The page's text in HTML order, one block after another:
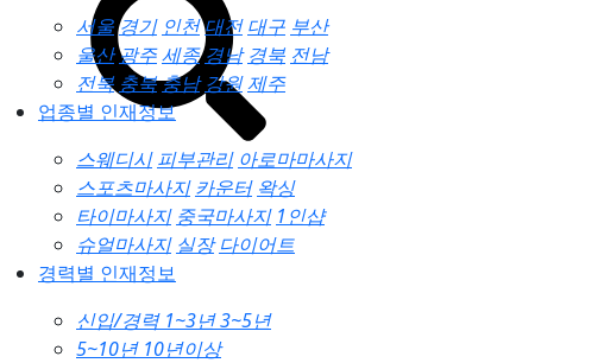
서울경기 인천대전 대구 부산
울산광주세종경남 경북 전남
전북 충북충남 강원제주
업종별 인재정보
스웨디시 피부관리 아로마마사지
스포츠마사지 카운터 왁싱
타이마사지 중국마사지 1인샵
슈얼마사지 실장 다이어트
경력별 인재정보
신입/경력 1~3년3~5년
5~10년 10년이상